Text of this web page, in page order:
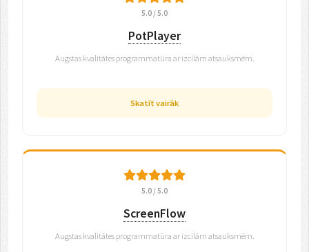
5.0 / 5.0
PotPlayer
Augstas kvalitātes programmatūra ar izcilām atsauksmēm.
Skatīt vairāk
5.0 / 5.0
ScreenFlow
Augstas kvalitātes programmatūra ar izcilām atsauksmēm.